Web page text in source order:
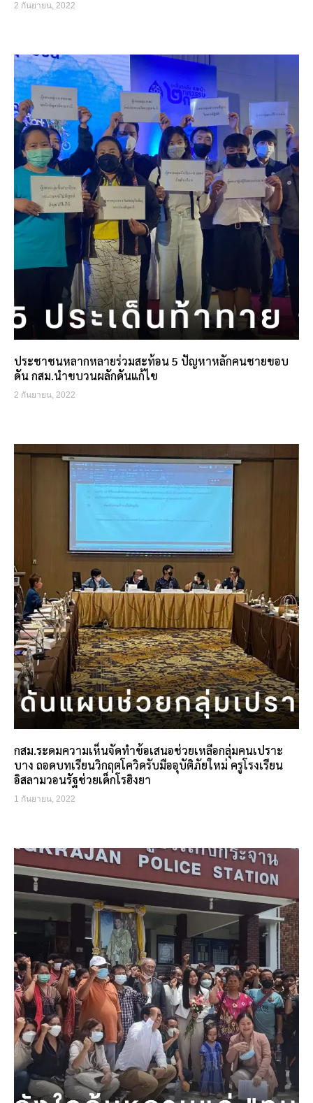
2 กันยายน, 2022
ประชาชนหลากหลายร่วมสะท้อน 5 ปัญหาหลักคนชายขอบ
ดัน กสม.นำขบวนผลักดันแก้ไข
2 กันยายน, 2022
กสม.ระดมความเห็นจัดทำข้อเสนอช่วยเหลือกลุ่มคนเปราะ
บาง ถอดบทเรียนวิกฤตโควิดรับมืออุบัติภัยใหม่ ครูโรงเรียน
อิสลามวอนรัฐช่วยเด็กโรฮิงยา
1 กันยายน, 2022